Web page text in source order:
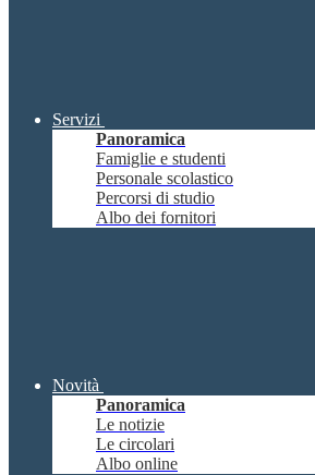
Servizi
Panoramica
Famiglie e studenti
Personale scolastico
Percorsi di studio
Albo dei fornitori
Novità
Panoramica
Le notizie
Le circolari
Albo online